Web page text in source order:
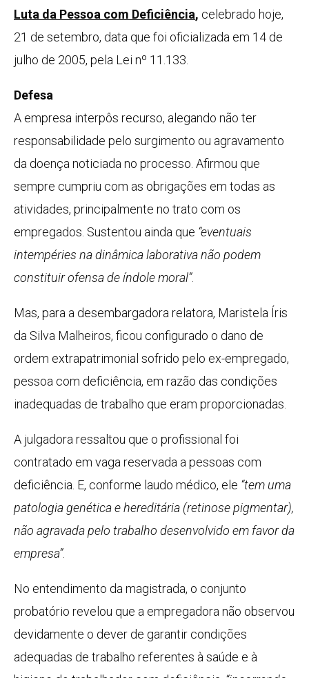
Luta da Pessoa com Deficiência, celebrado hoje,
21 de setembro, data que foi oficializada em 14 de
julho de 2005, pela Lei nº 11.133.
Defesa
A empresa interpôs recurso, alegando não ter
responsabilidade pelo surgimento ou agravamento
da doença noticiada no processo. Afirmou que
sempre cumpriu com as obrigações em todas as
atividades, principalmente no trato com os
empregados. Sustentou ainda que “eventuais
intempéries na dinâmica laborativa não podem
constituir ofensa de índole moral”.
Mas, para a desembargadora relatora, Maristela Íris
da Silva Malheiros, ficou configurado o dano de
ordem extrapatrimonial sofrido pelo ex-empregado,
pessoa com deficiência, em razão das condições
inadequadas de trabalho que eram proporcionadas.
A julgadora ressaltou que o profissional foi
contratado em vaga reservada a pessoas com
deficiência. E, conforme laudo médico, ele “tem uma
patologia genética e hereditária (retinose pigmentar),
não agravada pelo trabalho desenvolvido em favor da
empresa”.
No entendimento da magistrada, o conjunto
probatório revelou que a empregadora não observou
devidamente o dever de garantir condições
adequadas de trabalho referentes à saúde e à